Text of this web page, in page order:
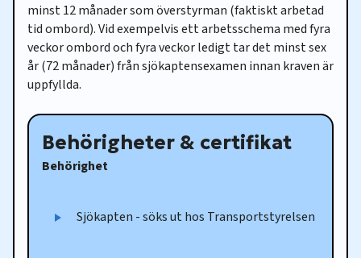
minst 12 månader som överstyrman (faktiskt arbetad
tid ombord). Vid exempelvis ett arbetsschema med fyra
veckor ombord och fyra veckor ledigt tar det minst sex
år (72 månader) från sjökaptensexamen innan kraven är
uppfyllda.
Behörigheter & certifikat
Behörighet
Sjökapten - söks ut hos Transportstyrelsen